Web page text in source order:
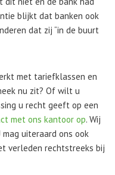
blijkt dat banken ook
dat zij “in de buurt
met tariefklassen en
nu zit? Of wilt u
u recht geeft op een
met ons kantoor op. Wij
uiteraard ons ook
verleden rechtstreeks bij